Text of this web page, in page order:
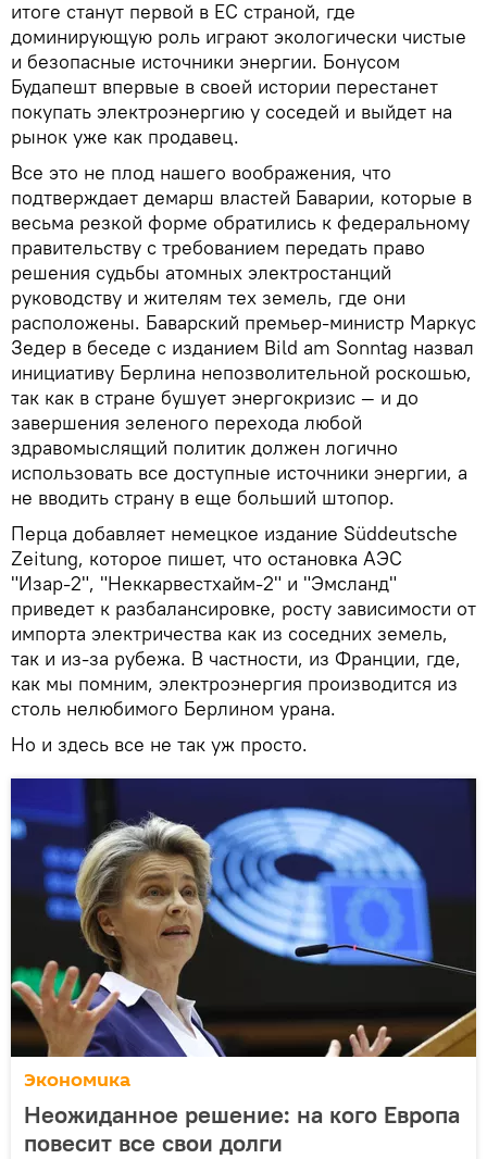
итоге станут первой в ЕС страной, где
доминирующую роль играют экологически чистые
и безопасные источники энергии. Бонусом
Будапешт впервые в своей истории перестанет
покупать электроэнергию у соседей и выйдет на
рынок уже как продавец.
Все это не плод нашего воображения, что
подтверждает демарш властей Баварии, которые в
весьма резкой форме обратились к федеральному
правительству с требованием передать право
решения судьбы атомных электростанций
руководству и жителям тех земель, где они
расположены. Баварский премьер-министр Маркус
Зедер в беседе с изданием Bild am Sonntag назвал
инициативу Берлина непозволительной роскошью,
так как в стране бушует энергокризис — и до
завершения зеленого перехода любой
здравомыслящий политик должен логично
использовать все доступные источники энергии, а
не вводить страну в еще больший штопор.
Перца добавляет немецкое издание Süddeutsche
Zeitung, которое пишет, что остановка АЭС
"Изар-2", "Неккарвестхайм-2" и "Эмсланд"
приведет к разбалансировке, росту зависимости от
импорта электричества как из соседних земель,
так и из-за рубежа. В частности, из Франции, где,
как мы помним, электроэнергия производится из
столь нелюбимого Берлином урана.
Но и здесь все не так уж просто.
Экономика
Неожиданное решение: на кого Европа
повесит все свои долги